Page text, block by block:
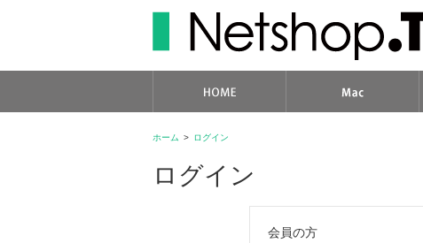
ホーム > ログイン
ログイン
会員の方